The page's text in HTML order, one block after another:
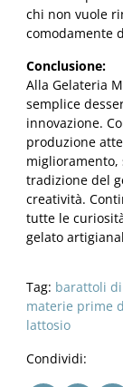
chi non vuole
comodamente
Conclusione:
Alla Gelateria
semplice
innovazione.
produzione
miglioramento,
tradizione del
creatività.
tutte le
gelato
Tag: barattoli
materie prime
lattosio
Condividi: